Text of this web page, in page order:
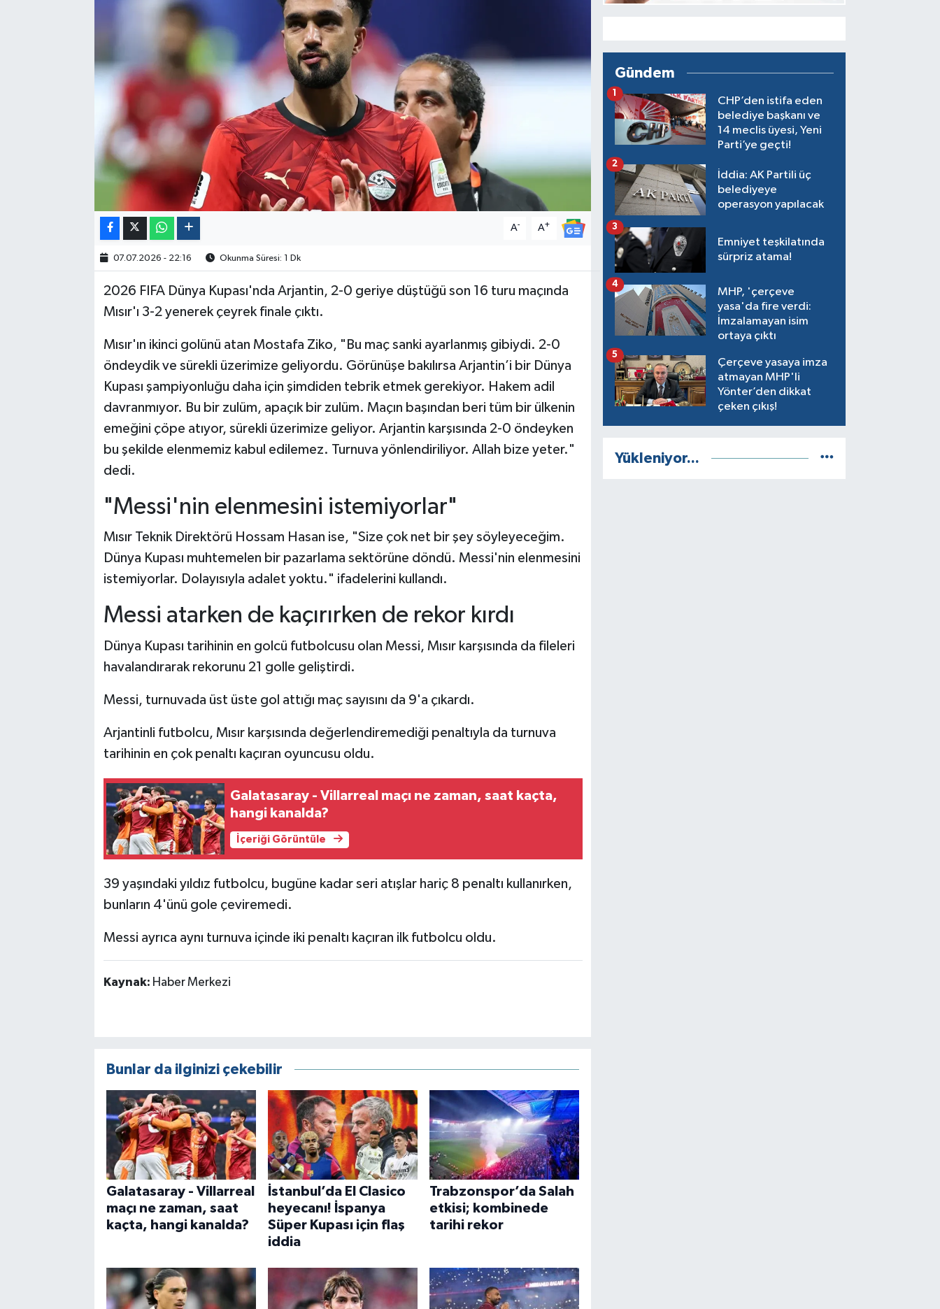
A- A+
07.07.2026 - 22:16 Okunma Süresi: 1 Dk
2026 FIFA Dünya Kupası'nda Arjantin, 2-0 geriye düştüğü son 16 turu maçında
Mısır'ı 3-2 yenerek çeyrek finale çıktı.
Mısır'ın ikinci golünü atan Mostafa Ziko, "Bu maç sanki ayarlanmış gibiydi. 2-0
öndeydik ve sürekli üzerimize geliyordu. Görünüşe bakılırsa Arjantin’i bir Dünya
Kupası şampiyonluğu daha için şimdiden tebrik etmek gerekiyor. Hakem adil
davranmıyor. Bu bir zulüm, apaçık bir zulüm. Maçın başından beri tüm bir ülkenin
emeğini çöpe atıyor, sürekli üzerimize geliyor. Arjantin karşısında 2-0 öndeyken
bu şekilde elenmemiz kabul edilemez. Turnuva yönlendiriliyor. Allah bize yeter."
dedi.
"Messi'nin elenmesini istemiyorlar"
Mısır Teknik Direktörü Hossam Hasan ise, "Size çok net bir şey söyleyeceğim.
Dünya Kupası muhtemelen bir pazarlama sektörüne döndü. Messi'nin elenmesini
istemiyorlar. Dolayısıyla adalet yoktu." ifadelerini kullandı.
Messi atarken de kaçırırken de rekor kırdı
Dünya Kupası tarihinin en golcü futbolcusu olan Messi, Mısır karşısında da fileleri
havalandırarak rekorunu 21 golle geliştirdi.
Messi, turnuvada üst üste gol attığı maç sayısını da 9'a çıkardı.
Arjantinli futbolcu, Mısır karşısında değerlendiremediği penaltıyla da turnuva
tarihinin en çok penaltı kaçıran oyuncusu oldu.
Galatasaray - Villarreal maçı ne zaman, saat kaçta,
hangi kanalda?
İçeriği Görüntüle
39 yaşındaki yıldız futbolcu, bugüne kadar seri atışlar hariç 8 penaltı kullanırken,
bunların 4'ünü gole çeviremedi.
Messi ayrıca aynı turnuva içinde iki penaltı kaçıran ilk futbolcu oldu.
Kaynak: Haber Merkezi
Bunlar da ilginizi çekebilir
Galatasaray - Villarreal
maçı ne zaman, saat
kaçta, hangi kanalda?
İstanbul’da El Clasico
heyecanı! İspanya
Süper Kupası için flaş
iddia
Trabzonspor’da Salah
etkisi; kombinede
tarihi rekor
Gündem
CHP’den istifa eden
belediye başkanı ve
14 meclis üyesi, Yeni
Parti’ye geçti!
1
İddia: AK Partili üç
belediyeye
operasyon yapılacak
2
Emniyet teşkilatında
sürpriz atama!
3
MHP, 'çerçeve
yasa'da fire verdi:
İmzalamayan isim
ortaya çıktı
4
Çerçeve yasaya imza
atmayan MHP'li
Yönter’den dikkat
çeken çıkış!
5
Yükleniyor...
Çalışma Hayatı
2024 Seçim Sonuçları